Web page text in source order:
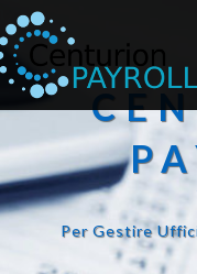
Per Gestire